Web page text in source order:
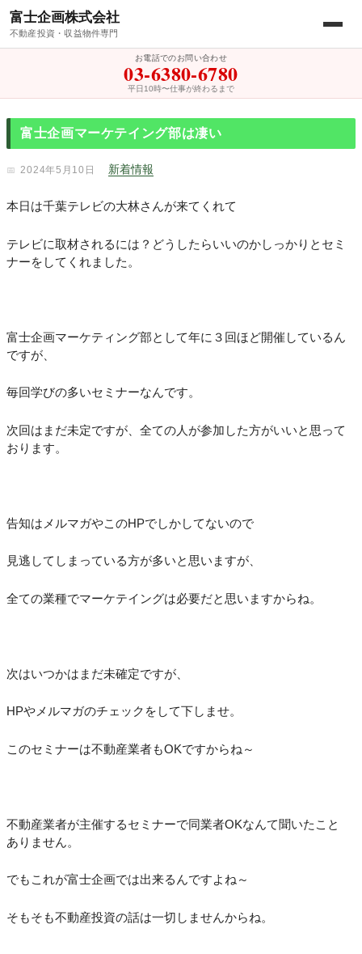
富士企画株式会社
不動産投資・収益物件専門
お電話でのお問い合わせ
03-6380-6780
平日10時〜仕事が終わるまで
富士企画マーケテイング部は凄い
2024年5月10日 新着情報
本日は千葉テレビの大林さんが来てくれて
テレビに取材されるには？どうしたらいいのかしっかりとセミ
ナーをしてくれました。
富士企画マーケティング部として年に３回ほど開催しているん
ですが、
毎回学びの多いセミナーなんです。
次回はまだ未定ですが、全ての人が参加した方がいいと思って
おります。
告知はメルマガやこのHPでしかしてないので
見逃してしまっている方が多いと思いますが、
全ての業種でマーケテイングは必要だと思いますからね。
次はいつかはまだ未確定ですが、
HPやメルマガのチェックをして下しませ。
このセミナーは不動産業者もOKですからね～
不動産業者が主催するセミナーで同業者OKなんて聞いたこと
ありません。
でもこれが富士企画では出来るんですよね～
そもそも不動産投資の話は一切しませんからね。